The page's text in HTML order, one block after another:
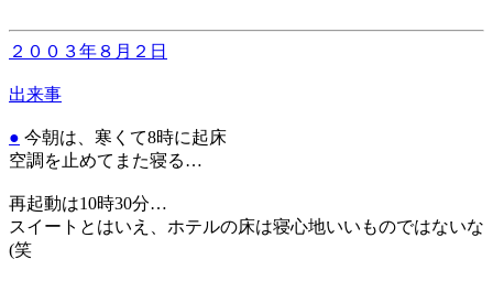
２００３年８月２日
出来事
● 今朝は、寒くて8時に起床
空調を止めてまた寝る…
再起動は10時30分…
スイートとはいえ、ホテルの床は寝心地いいものではないな
(笑